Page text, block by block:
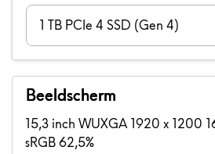
1 TB PCIe 4 SSD (Gen 4)
Beeldscherm
15,3 inch WUXGA 1920 x 1200
sRGB 62,5%